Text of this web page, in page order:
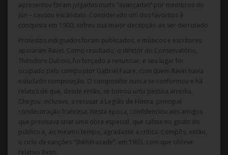
apresentou foram julgadas muito “avançadas” por membros do
júri – causou escândalo. Considerado um dos favoritos à
conquista em 1900, sofreu sua maior decepção ao ser derrotado.
Protestos indignados foram publicados, e músicos e escritores
apoiaram Ravel. Como resultado, o diretor do Conservatório,
Théodore Dubois, foi forçado a renunciar, e seu lugar foi
ocupado pelo compositor Gabriel Fauré, com quem Ravel havia
estudado composição. O compositor nunca se conformou e há
relatos de que, desde então, se tornou uma pessoa arredia.
Chegou, inclusive, a recusar a Legião de Honra, principal
condecoração francesa. Nesta época, confidenciou aos amigos
que precisava criar uma obra especial, que caísse no gosto do
público e, ao mesmo tempo, agradasse a crítica. Compôs, então,
o ciclo de canções “Shéhérazade”, em 1903, com que obteve
relativo êxito.